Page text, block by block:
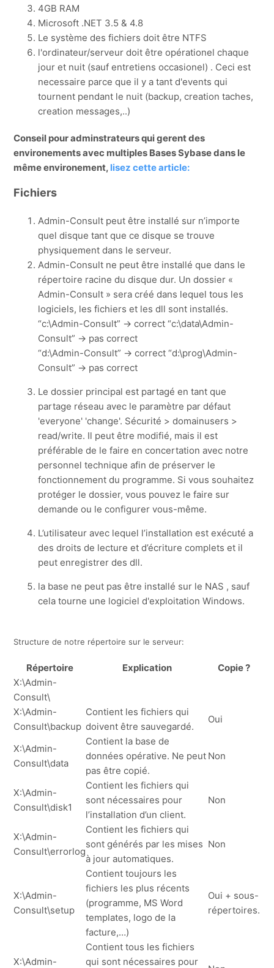
4GB RAM
Microsoft .NET 3.5 & 4.8
Le système des fichiers doit être NTFS
l'ordinateur/serveur doit être opérationel chaque
jour et nuit (sauf entretiens occasionel) . Ceci est
necessaire parce que il y a tant d'events qui
tournent pendant le nuit (backup, creation taches,
creation messages,..)
Conseil pour adminstrateurs qui gerent des
environements avec multiples Bases Sybase dans le
même environement, lisez cette article:
Fichiers
Admin-Consult peut être installé sur n’importe
quel disque tant que ce disque se trouve
physiquement dans le serveur.
Admin-Consult ne peut être installé que dans le
répertoire racine du disque dur. Un dossier «
Admin-Consult » sera créé dans lequel tous les
logiciels, les fichiers et les dll sont installés.
“c:\Admin-Consult” -> correct “c:\data\Admin-
Consult” -> pas correct
“d:\Admin-Consult” -> correct “d:\prog\Admin-
Consult” -> pas correct
Le dossier principal est partagé en tant que
partage réseau avec le paramètre par défaut
'everyone' 'change'. Sécurité > domainusers >
read/write. Il peut être modifié, mais il est
préférable de le faire en concertation avec notre
personnel technique afin de préserver le
fonctionnement du programme. Si vous souhaitez
protéger le dossier, vous pouvez le faire sur
demande ou le configurer vous-même.
L’utilisateur avec lequel l’installation est exécuté a
des droits de lecture et d’écriture complets et il
peut enregistrer des dll.
la base ne peut pas être installé sur le NAS , sauf
cela tourne une logiciel d'exploitation Windows.
Structure de notre répertoire sur le serveur:
Répertoire Explication
Copie ?
X:\Admin-
Consult\
X:\Admin-
Consult\backup
Contient les fichiers qui
doivent être sauvegardé.
Oui
X:\Admin-
Consult\data
Contient la base de
données opérative. Ne peut
pas être copié.
Non
X:\Admin-
Consult\disk1
Contient les fichiers qui
sont nécessaires pour
l’installation d’un client.
Non
X:\Admin-
Consult\errorlog
Contient les fichiers qui
sont générés par les mises
à jour automatiques.
Non
X:\Admin-
Consult\setup
Contient toujours les
fichiers les plus récents
(programme, MS Word
templates, logo de la
facture,…)
Oui + sous-
répertoires.
X:\Admin-
Contient tous les fichiers
qui sont nécessaires pour